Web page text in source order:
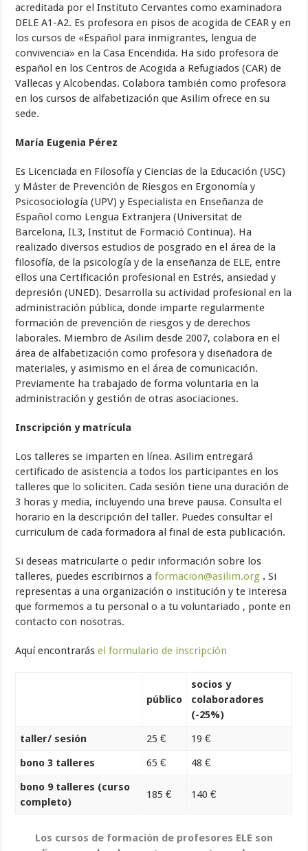
acreditada por el Instituto Cervantes como examinadora
DELE A1-A2. Es profesora en pisos de acogida de CEAR y en
los cursos de «Español para inmigrantes, lengua de
convivencia» en la Casa Encendida. Ha sido profesora de
español en los Centros de Acogida a Refugiados (CAR) de
Vallecas y Alcobendas. Colabora también como profesora
en los cursos de alfabetización que Asilim ofrece en su
sede.
María Eugenia Pérez
Es Licenciada en Filosofía y Ciencias de la Educación (USC)
y Máster de Prevención de Riesgos en Ergonomía y
Psicosociología (UPV) y Especialista en Enseñanza de
Español como Lengua Extranjera (Universitat de
Barcelona, IL3, Institut de Formació Continua). Ha
realizado diversos estudios de posgrado en el área de la
filosofía, de la psicología y de la enseñanza de ELE, entre
ellos una Certificación profesional en Estrés, ansiedad y
depresión (UNED). Desarrolla su actividad profesional en la
administración pública, donde imparte regularmente
formación de prevención de riesgos y de derechos
laborales. Miembro de Asilim desde 2007, colabora en el
área de alfabetización como profesora y diseñadora de
materiales, y asimismo en el área de comunicación.
Previamente ha trabajado de forma voluntaria en la
administración y gestión de otras asociaciones.
Inscripción y matrícula
Los talleres se imparten en línea. Asilim entregará
certificado de asistencia a todos los participantes en los
talleres que lo soliciten. Cada sesión tiene una duración de
3 horas y media, incluyendo una breve pausa. Consulta el
horario en la descripción del taller. Puedes consultar el
curriculum de cada formadora al final de esta publicación.
Si deseas matricularte o pedir información sobre los
talleres, puedes escribirnos aformacion@asilim.org . Si
representas a una organización o institución y te interesa
que formemos a tu personal o a tu voluntariado , ponte en
contacto con nosotras.
Aquí encontrarásel formulario de inscripción
público
socios y
colaboradores
(-25%)
taller/ sesión
25 €
19 €
bono 3 talleres
65 €
48 €
bono 9 talleres (curso
completo)
185 € 140 €
Los cursos de formación de profesores ELE son